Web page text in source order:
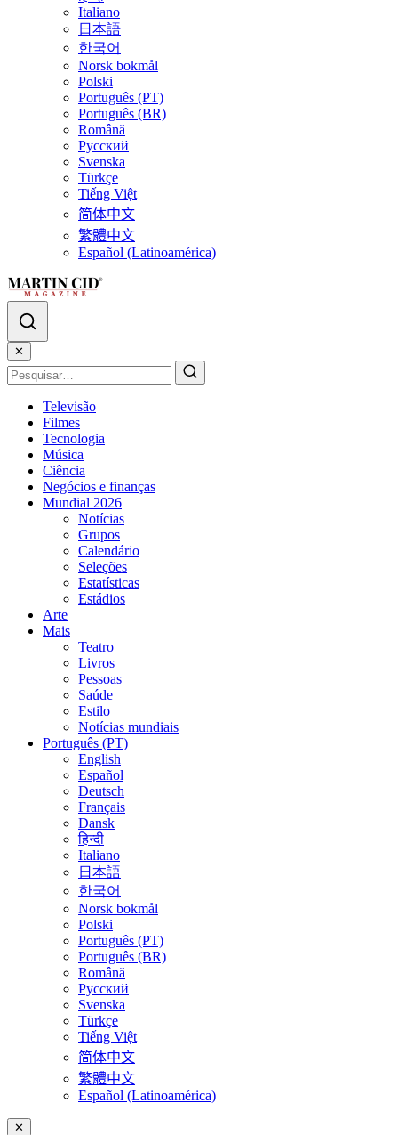
Italiano
日本語
한국어
Norsk bokmål
Polski
Português (PT)
Português (BR)
Română
Русский
Svenska
Türkçe
Tiếng Việt
简体中文
繁體中文
Español (Latinoamérica)
✕
Televisão
Filmes
Tecnologia
Música
Ciência
Negócios e finanças
Mundial 2026
Notícias
Grupos
Calendário
Seleções
Estatísticas
Estádios
Arte
Mais
Teatro
Livros
Pessoas
Saúde
Estilo
Notícias mundiais
Português (PT)
English
Español
Deutsch
Français
Dansk
हिन्दी
Italiano
日本語
한국어
Norsk bokmål
Polski
Português (PT)
Português (BR)
Română
Русский
Svenska
Türkçe
Tiếng Việt
简体中文
繁體中文
Español (Latinoamérica)
✕